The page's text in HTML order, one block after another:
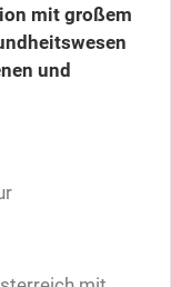
mit großem
und